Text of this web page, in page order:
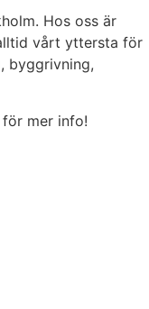
Hos oss är
vårt yttersta för
byggrivning,
mer info!